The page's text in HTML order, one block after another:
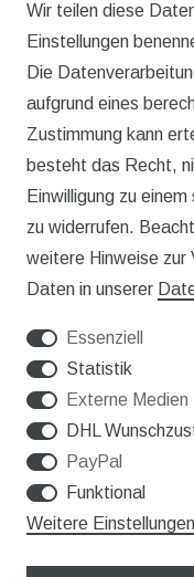
Rechtliches
AGB
WIDERRUFSRECHT
IMPRESSUM
Service
VERSAND
Unternehmen
ÜBER UNS
Wir teilen diese
Einstellungen
Die
aufgrund eines
Zustimmung kann
besteht das Recht,
Einwilligung zu
zu widerrufen.
weitere Hinweise zur
Daten in unserer
Essenziell
Statistik
Externe Medien
DHL
PayPal
Funktional
Weitere Einstellungen